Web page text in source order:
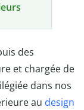
des
et chargée de
dans nos
au design